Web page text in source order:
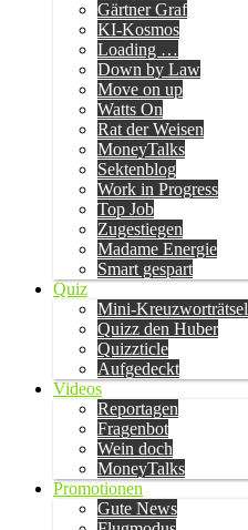
Gärtner Graf
KI-Kosmos
Loading …
Down by Law
Move on up
Watts On
Rat der Weisen
MoneyTalks
Sektenblog
Work in Progress
Top Job
Zugestiegen
Madame Energie
Smart gespart
Quiz
Mini-Kreuzworträtsel
Quizz den Huber
Quizzticle
Aufgedeckt
Videos
Reportagen
Fragenbot
Wein doch
MoneyTalks
Promotionen
Gute News